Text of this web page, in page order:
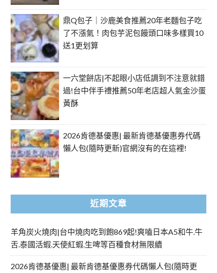
鼎Q包子｜沙鹿美食推薦20年老麵包子吃
了不漲氣！肉包芋泥包饅頭口味多樣買10
送1更划算
一六堂餅店|不起眼小店低調到不注意就錯
過!台中伴手禮推薦50年老店超人氣金沙蛋
黃酥
2026肯德基優惠| 最新肯德基優惠券代碼
懶人包(隨時更新)官網沒有的在這裡!
近期文章
羊角炭火燒肉|台中燒肉吃到飽869起!爽嗑日本A5和牛.牛
舌.泰國活蝦.天使紅蝦.生啤等百種食材無限續
2026肯德基優惠| 最新肯德基優惠券代碼懶人包(隨時更